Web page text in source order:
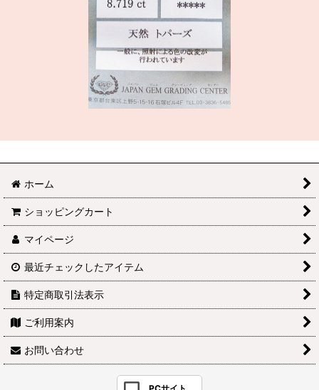
ホーム
ショッピングカート
マイページ
最近チェックしたアイテム
特定商取引法表示
ご利用案内
お問い合わせ